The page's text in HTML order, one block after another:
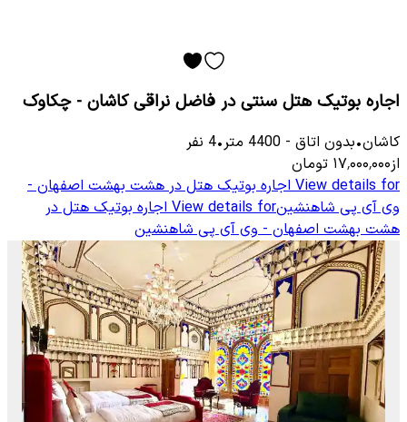
اجاره بوتیک هتل سنتی در فاضل نراقی کاشان - چکاوک
کاشان•بدون اتاق -
4400 متر•
4 نفر
از۱۷٬۰۰۰٬۰۰۰ تومان
View details for اجاره بوتیک هتل در هشت بهشت اصفهان -
وی آی پی شاهنشینView details for اجاره بوتیک هتل در
هشت بهشت اصفهان - وی آی پی شاهنشین